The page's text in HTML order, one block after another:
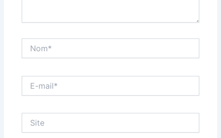
mail*